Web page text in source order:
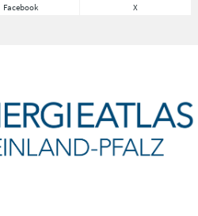
Facebook X